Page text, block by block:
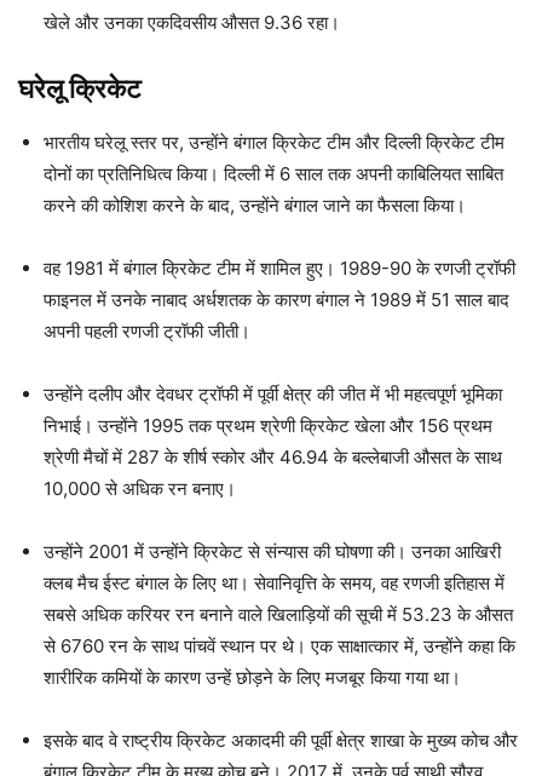
खेले और उनका एकदिवसीय औसत 9.36 रहा।
घरेलू क्रिकेट
भारतीय घरेलू स्तर पर, उन्होंने बंगाल क्रिकेट टीम और दिल्ली क्रिकेट टीम
दोनों का प्रतिनिधित्व किया। दिल्ली में 6 साल तक अपनी काबिलियत साबित
करने की कोशिश करने के बाद, उन्होंने बंगाल जाने का फैसला किया।
वह 1981 में बंगाल क्रिकेट टीम में शामिल हुए। 1989-90 के रणजी ट्रॉफी
फाइनल में उनके नाबाद अर्धशतक के कारण बंगाल ने 1989 में 51 साल बाद
अपनी पहली रणजी ट्रॉफी जीती।
उन्होंने दलीप और देवधर ट्रॉफी में पूर्वी क्षेत्र की जीत में भी महत्वपूर्ण भूमिका
निभाई। उन्होंने 1995 तक प्रथम श्रेणी क्रिकेट खेला और 156 प्रथम
श्रेणी मैचों में 287 के शीर्ष स्कोर और 46.94 के बल्लेबाजी औसत के साथ
10,000 से अधिक रन बनाए।
उन्होंने 2001 में उन्होंने क्रिकेट से संन्यास की घोषणा की। उनका आखिरी
क्लब मैच ईस्ट बंगाल के लिए था। सेवानिवृत्ति के समय, वह रणजी इतिहास में
सबसे अधिक करियर रन बनाने वाले खिलाड़ियों की सूची में 53.23 के औसत
से 6760 रन के साथ पांचवें स्थान पर थे। एक साक्षात्कार में, उन्होंने कहा कि
शारीरिक कमियों के कारण उन्हें छोड़ने के लिए मजबूर किया गया था।
इसके बाद वे राष्ट्रीय क्रिकेट अकादमी की पूर्वी क्षेत्र शाखा के मुख्य कोच और